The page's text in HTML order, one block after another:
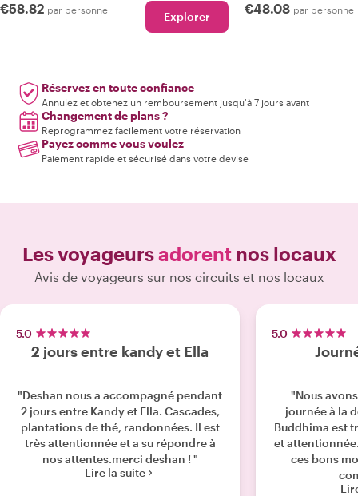
€58.82 par personne Explorer
€48.08 par personne
Réservez en toute confiance
Annulez et obtenez un remboursement jusqu'à 7 jours avant
Changement de plans ?
Reprogrammez facilement votre réservation
Payez comme vous voulez
Paiement rapide et sécurisé dans votre devise
Les voyageursadorentnos locaux
Avis de voyageurs sur nos circuits et nos locaux
5.0
2 jours entre kandy et Ella
"Deshan nous a accompagné pendant
2 jours entre Kandy et Ella. Cascades,
plantations de thé, randonnées. Il est
très attentionnée et a su répondre à
nos attentes.merci deshan ! "
Lire la suite
5.0
"Nous
journée à la
Buddhima est
et
ces bons